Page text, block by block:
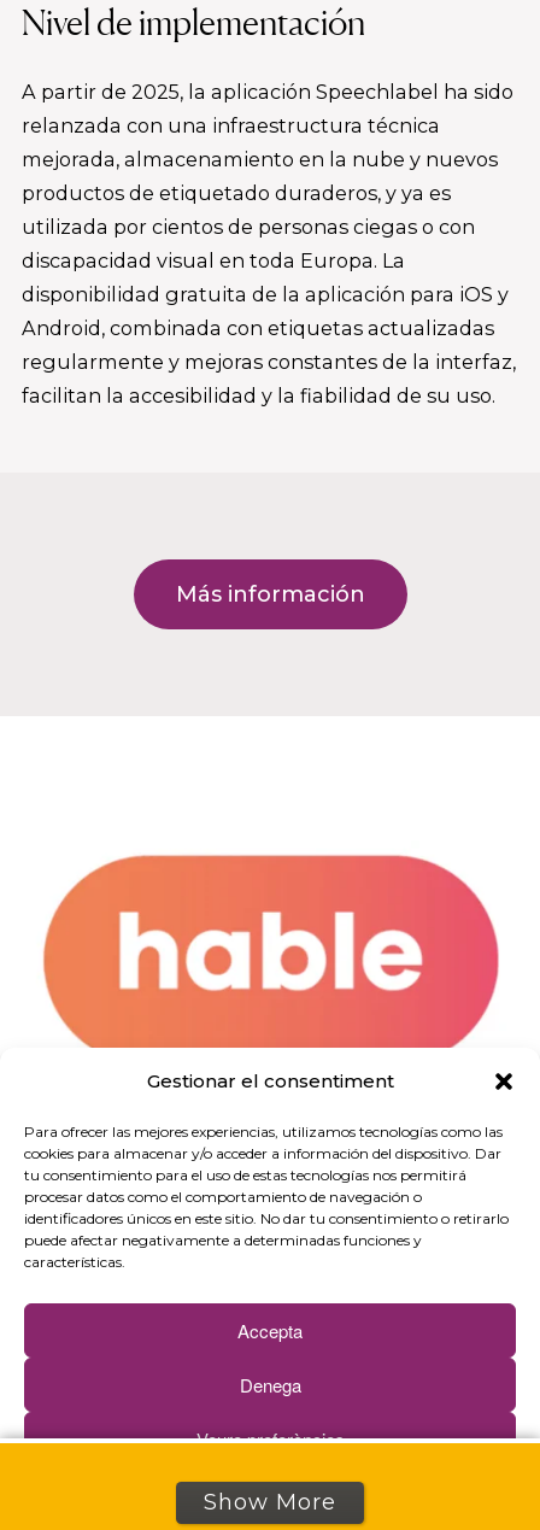
Gestionar el consentiment
Para ofrecer las mejores experiencias, utilizamos tecnologías como las
cookies para almacenar y/o acceder a información del dispositivo. Dar
tu consentimiento para el uso de estas tecnologías nos permitirá
procesar datos como el comportamiento de navegación o
identificadores únicos en este sitio. No dar tu consentimiento o retirarlo
puede afectar negativamente a determinadas funciones y
características.
Accepta
Denega
Veure preferències
Cookie politikaPribatutasun-politika
Nivel de implementación
A partir de 2025, la aplicación Speechlabel ha sido
relanzada con una infraestructura técnica
mejorada, almacenamiento en la nube y nuevos
productos de etiquetado duraderos, y ya es
utilizada por cientos de personas ciegas o con
discapacidad visual en toda Europa. La
disponibilidad gratuita de la aplicación para iOS y
Android, combinada con etiquetas actualizadas
regularmente y mejoras constantes de la interfaz,
facilitan la accesibilidad y la fiabilidad de su uso.
Más información
Proposatu zure berrikuntza
Show More